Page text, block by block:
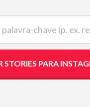
STORIES PARA